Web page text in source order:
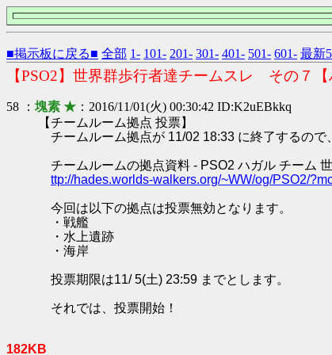
■掲示板に戻る■ 全部 1- 101- 201- 301- 401- 501- 601- 最新
【PSO2】世界群歩行者達チームスレ その７【
58 ： 塊素 ★ ：2016/11/01(火) 00:30:42 ID:K2uEBkkq
【チームルーム拠点 投票】
チームルーム拠点が 11/02 18:33 に終了するので
チームルームの拠点資料 - PSO2 ハガル チーム
ttp://hades.worlds-walkers.org/~WW/og/PSO2/
今回は以下の拠点は投票無効となります。
・戦艦
・水上遺跡
・海岸
投票期限は11/ 5(土) 23:59 までとします。
それでは、投票開始！
182KB